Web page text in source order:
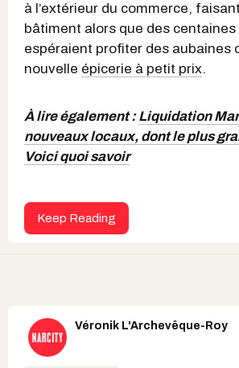
à l’extérieur du commerce,
bâtiment alors que des
espéraient profiter des aubaines
nouvelle épicerie à petit prix.
À lire également :Liquidation
nouveaux locaux, dont le plus
Voici quoi savoir
Keep Reading
Véronik L'Archevêque-Roy